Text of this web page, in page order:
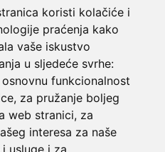
koristi kolačiće i
praćenja kako
vaše iskustvo
u sljedeće svrhe:
funkcionalnost
, za pružanje boljeg
web stranici, za
interesa za naše
usluge i za
za novac